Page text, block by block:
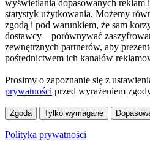
wyświetlania dopasowanych reklam
statystyk użytkowania. Możemy
zgodą i pod warunkiem, że sam
dostawcy – porównywać
zewnętrznych partnerów, aby
pośrednictwem ich kanałów
Prosimy o zapoznanie się z
prywatności przed wyrażeniem
Zgoda Tylko wymagane
Polityka prywatności